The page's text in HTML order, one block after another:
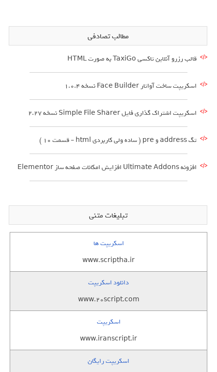
مطالب تصادفی
قالب رزرو آنلاین تاکسی TaxiGo به صورت HTML
اسکریپت ساخت آواتار Face Builder نسخه 1.0.4
اسکریپت اشتراک گذاری فایل Simple File Sharer نسخه 2.27
تگ address و pre ( ساده ولی کاربردی html – قسمت 10 )
افزونه Ultimate Addons افزایش امکانات صفحه ساز Elementor
تبلیغات متنی
اسکریپت ها
www.scriptha.ir
دانلود اسکریپت
www.20script.com
اسکریپت
www.iranscript.ir
اسکریپت رایگان